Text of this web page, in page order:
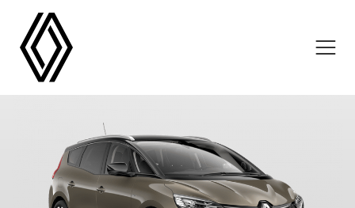
USADOS RENAULT
COMERCIAIS RENAULT